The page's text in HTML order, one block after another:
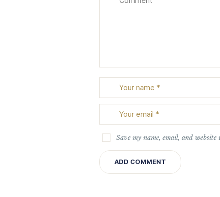
Save my name, email, and